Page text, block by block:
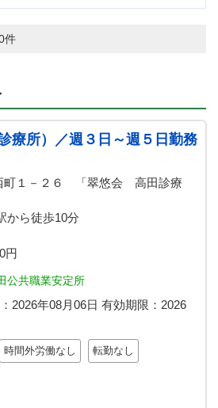
件
療所）／週３日～週５日勤務
町１－２６ 「翠悠会 高田診療
から徒歩10分
円
公共職業安定所
2026年08月06日 有効期限： 2026
時間外労働なし 転勤なし